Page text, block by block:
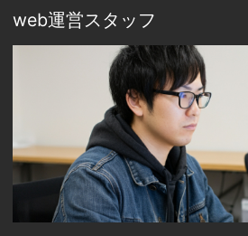
web運営スタッフ